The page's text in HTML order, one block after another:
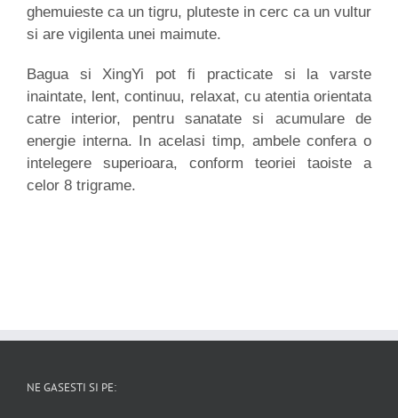
ghemuieste ca un tigru, pluteste in cerc ca un vultur
si are vigilenta unei maimute.
Bagua si XingYi pot fi practicate si la varste
inaintate, lent, continuu, relaxat, cu atentia orientata
catre interior, pentru sanatate si acumulare de
energie interna. In acelasi timp, ambele confera o
intelegere superioara, conform teoriei taoiste a
celor 8 trigrame.
NE GASESTI SI PE: